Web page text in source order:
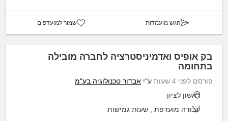
הגש מועמדות שמור למועדפים
בק אופיס ואדמיניסטרציה לחברה מובילה
בתחומה
פורסם לפני 4 שעות ע"י אבדור טכנולוגיה בע"מ
ראשון לציון
עבודה מועדפת
שעות גמישות